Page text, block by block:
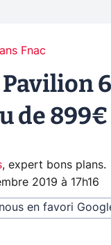
Fnac
Pavilion
de 899€
, expert bons plans.
2019 à 17h16
en favori